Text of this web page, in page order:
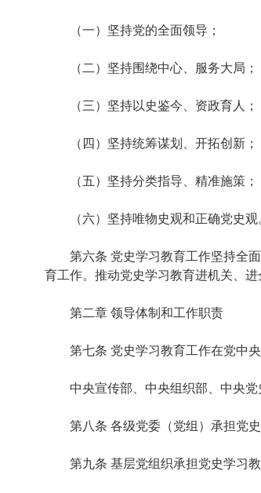
（一）坚持党的全面领导；
（二）坚持围绕中心、服务大局；
（三）坚持以史鉴今、资政育人；
（四）坚持统筹谋划、开拓创新；
（五）坚持分类指导、精准施策；
（六）坚持唯物史观和正确党史观
第六条 党史学习教育工作坚持全面
育工作。推动党史学习教育进机关、
第二章 领导体制和工作职责
第七条 党史学习教育工作在党中央
中央宣传部、中央组织部、中央党
第八条 各级党委（党组）承担党史
第九条 基层党组织承担党史学习教